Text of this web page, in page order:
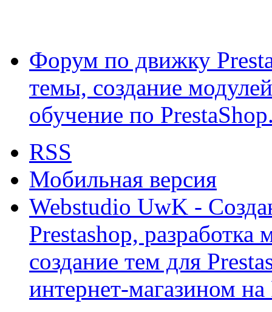
Форум по движку
темы, создание
обучение по
RSS
Мобильная версия
Webstudio UwK -
Prestashop, разработка
создание тем для
интернет-магазином на